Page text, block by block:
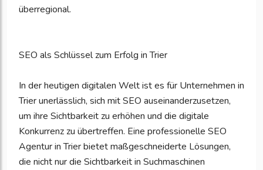
überregional.
SEO als Schlüssel zum Erfolg in Trier
In der heutigen digitalen Welt ist es für Unternehmen in
Trier unerlässlich, sich mit SEO auseinanderzusetzen,
um ihre Sichtbarkeit zu erhöhen und die digitale
Konkurrenz zu übertreffen. Eine professionelle SEO
Agentur in Trier bietet maßgeschneiderte Lösungen,
die nicht nur die Sichtbarkeit in Suchmaschinen